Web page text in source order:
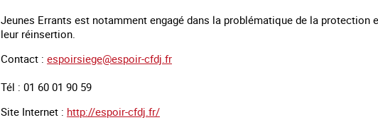
Jeunes Errants est notamment engagé dans la problématique de la
leur réinsertion.
Contact : espoirsiege@espoir-cfdj.fr
Tél : 01 60 01 90 59
Site Internet : http://espoir-cfdj.fr/